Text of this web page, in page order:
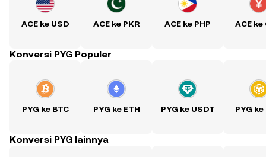
ACE ke USD ACE ke PKR ACE ke PHP ACE ke
Konversi PYG Populer
PYG ke BTC PYG ke ETH PYG ke USDT PYG ke
Konversi PYG lainnya